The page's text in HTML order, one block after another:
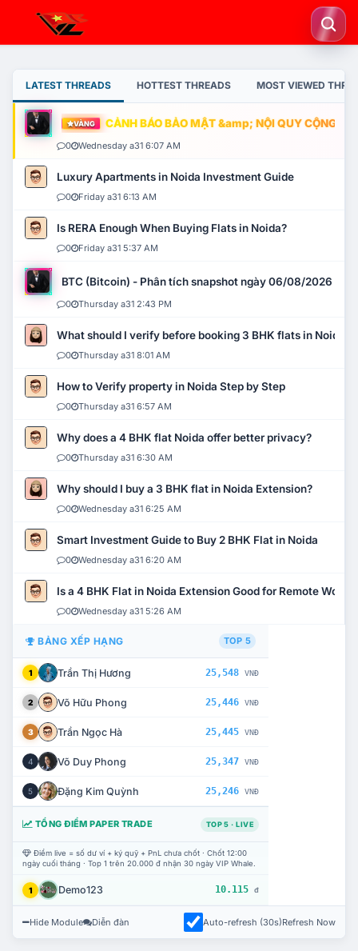
LATEST THREADS HOTTEST THREADS MOST VIEWED
VÀNG CẢNH BÁO BẢO MẬT &amp; NỘI QUY CỘNG
0 Wednesday a31 6:07 AM
Luxury Apartments in Noida Investment Guide
0 Friday a31 6:13 AM
Is RERA Enough When Buying Flats in Noida?
0 Friday a31 5:37 AM
BTC (Bitcoin) - Phân tích snapshot ngày 06/08/2026
0 Thursday a31 2:43 PM
What should I verify before booking 3 BHK flats in Noida?
0 Thursday a31 8:01 AM
How to Verify property in Noida Step by Step
0 Thursday a31 6:57 AM
Why does a 4 BHK flat Noida offer better privacy?
0 Thursday a31 6:30 AM
Why should I buy a 3 BHK flat in Noida Extension?
0 Wednesday a31 6:25 AM
Smart Investment Guide to Buy 2 BHK Flat in Noida
0 Wednesday a31 6:20 AM
Is a 4 BHK Flat in Noida Extension Good for Remote Work?
0 Wednesday a31 5:26 AM
BẢNG XẾP HẠNG TOP 5
1 Trần Thị Hương 25,548 VNĐ
2 Võ Hữu Phong 25,446 VNĐ
3 Trần Ngọc Hà 25,445 VNĐ
4 Võ Duy Phong 25,347 VNĐ
5 Đặng Kim Quỳnh 25,246 VNĐ
TỔNG ĐIỂM PAPER TRADE TOP 5 · LIVE
Điểm live = số dư ví + ký quỹ + PnL chưa chốt · Chốt 12:00
ngày cuối tháng · Top 1 trên 20.000 đ nhận 30 ngày VIP Whale.
1 Demo123 10.115 đ
Hide Module Diễn đàn Auto-refresh (30s)Refresh Now